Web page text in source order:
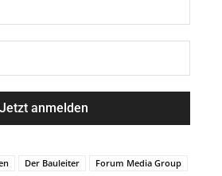
Der Bauleiter
Forum Media Group